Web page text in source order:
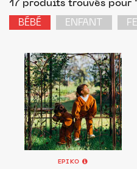
17 produits trouvés pour
BÉBÉ
ENFANT
EPIKO